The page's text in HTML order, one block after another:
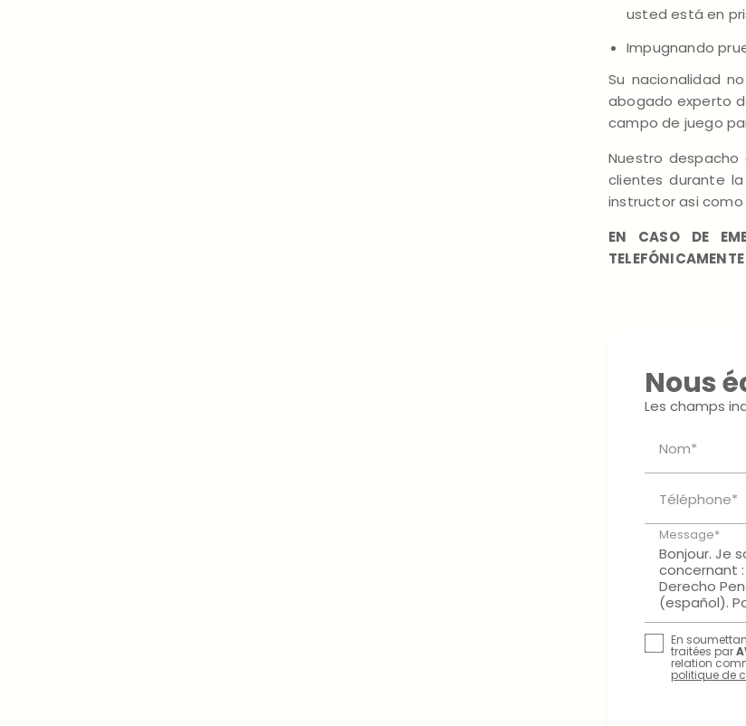
usted está en
Impugnando
Su nacionalidad
abogado experto
campo de juego
Nuestro
clientes durante
instructor asi
EN CASO DE
Nous
Les champs
Nom*
Téléphone*
Message*
En
traitées par
relation
politique de